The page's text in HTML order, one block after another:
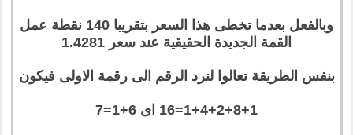
وبالفعل بعدما تخطى هذا السعر بتقريبا 140 نقطة عمل
القمة الجديدة الحقيقية عند سعر 1.4281
بنفس الطريقة تعالوا لنرد الرقم الى رقمة الاولى فيكون
1+4+2+8+1=16 اى 6+1=7